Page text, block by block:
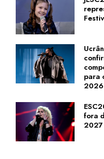
para
2026
fora
2027